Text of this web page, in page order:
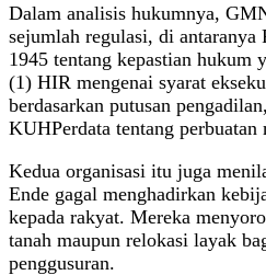
Dalam analisis hukumnya,
sejumlah regulasi, di
1945 tentang kepastian hukum
(1) HIR mengenai syarat
berdasarkan putusan
KUHPerdata tentang perbuatan
Kedua organisasi itu juga
Ende gagal menghadirkan
kepada rakyat. Mereka
tanah maupun relokasi layak
penggusuran.